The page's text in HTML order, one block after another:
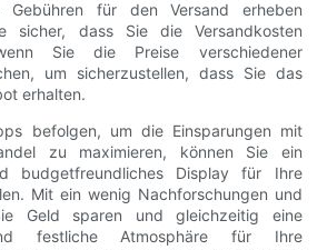
Gebühren für den Versand erheben
sicher, dass Sie die Versandkosten
Sie die Preise verschiedener
um sicherzustellen, dass Sie das
erhalten.
befolgen, um die Einsparungen mit
zu maximieren, können Sie ein
budgetfreundliches Display für Ihre
Mit ein wenig Nachforschungen und
Geld sparen und gleichzeitig eine
festliche Atmosphäre für Ihre